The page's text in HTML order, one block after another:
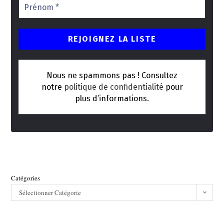
Nous ne spammons pas ! Consultez
notre politique de confidentialité pour
plus d’informations.
Catégories
Sélectionner Catégorie